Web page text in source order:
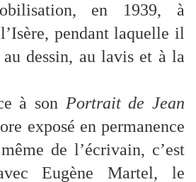
en 1939, à
pendant laquelle il
au dessin, au lavis et à la
à son Portrait de Jean
exposé en permanence
de l’écrivain, c’est
Eugène Martel, le